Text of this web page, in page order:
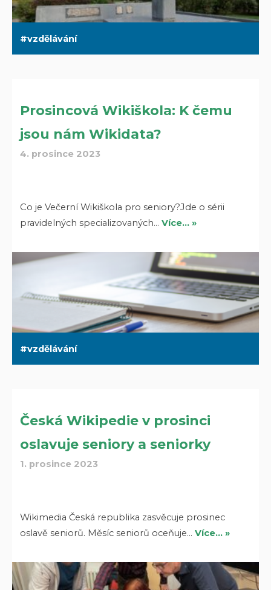
vzdělávání
Prosincová Wikiškola: K čemu
jsou nám Wikidata?
4. prosince 2023
Co je Večerní Wikiškola pro seniory?Jde o sérii
pravidelných specializovaných…Více… »
vzdělávání
Česká Wikipedie v prosinci
oslavuje seniory a seniorky
1. prosince 2023
Wikimedia Česká republika zasvěcuje prosinec
oslavě seniorů. Měsíc seniorů oceňuje…Více… »